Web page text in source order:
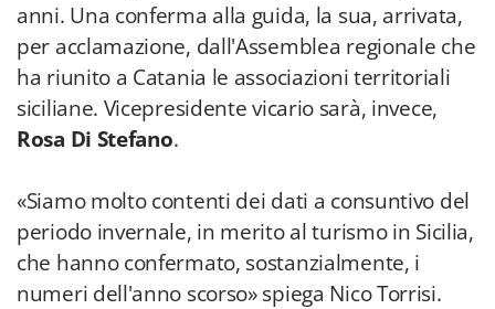
anni. Una conferma alla guida, la sua, arrivata,
per acclamazione, dall'Assemblea regionale che
ha riunito a Catania le associazioni territoriali
siciliane. Vicepresidente vicario sarà, invece,
Rosa Di Stefano.
«Siamo molto contenti dei dati a consuntivo del
periodo invernale, in merito al turismo in Sicilia,
che hanno confermato, sostanzialmente, i
numeri dell'anno scorso» spiega Nico Torrisi.